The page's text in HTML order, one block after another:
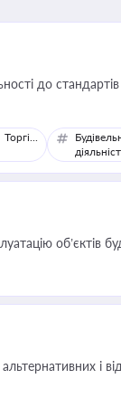
до
Торгівля
об’єктів
і